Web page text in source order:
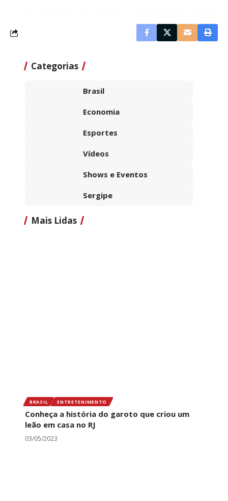
Categorias
Brasil
Economia
Esportes
Vídeos
Shows e Eventos
Sergipe
Mais Lidas
BRASIL ENTRETENIMENTO
Conheça a história do garoto que criou um
leão em casa no RJ
03/05/2023